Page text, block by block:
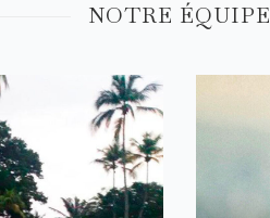
NOTRE ÉQUIPE